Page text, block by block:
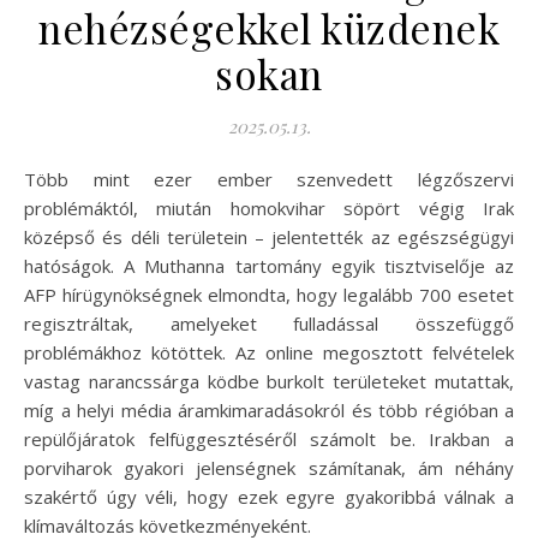
nehézségekkel küzdenek
sokan
2025.05.13.
Több mint ezer ember szenvedett légzőszervi
problémáktól, miután homokvihar söpört végig Irak
középső és déli területein – jelentették az egészségügyi
hatóságok. A Muthanna tartomány egyik tisztviselője az
AFP hírügynökségnek elmondta, hogy legalább 700 esetet
regisztráltak, amelyeket fulladással összefüggő
problémákhoz kötöttek. Az online megosztott felvételek
vastag narancssárga ködbe burkolt területeket mutattak,
míg a helyi média áramkimaradásokról és több régióban a
repülőjáratok felfüggesztéséről számolt be. Irakban a
porviharok gyakori jelenségnek számítanak, ám néhány
szakértő úgy véli, hogy ezek egyre gyakoribbá válnak a
klímaváltozás következményeként.